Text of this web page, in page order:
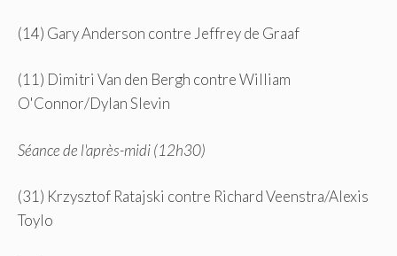
(14) Gary Anderson contre Jeffrey de Graaf
(11) Dimitri Van den Bergh contre William
O'Connor/Dylan Slevin
Séance de l'après-midi (12h30)
(31) Krzysztof Ratajski contre Richard Veenstra/Alexis
Toylo